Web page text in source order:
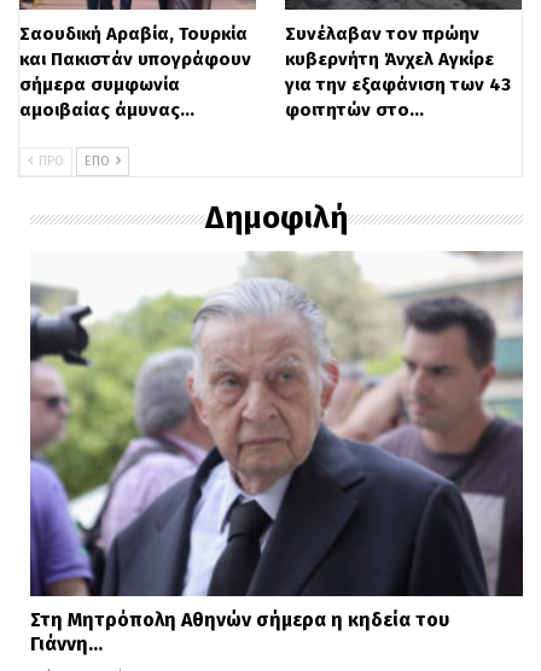
Σαουδική Αραβία, Τουρκία
και Πακιστάν υπογράφουν
σήμερα συμφωνία
αμοιβαίας άμυνας…
Συνέλαβαν τον πρώην
κυβερνήτη Άνχελ Αγκίρε
για την εξαφάνιση των 43
φοιτητών στο…
ΠΡΟ ΕΠΌ
Δημοφιλή
Στη Μητρόπολη Αθηνών σήμερα η κηδεία του
Γιάννη…